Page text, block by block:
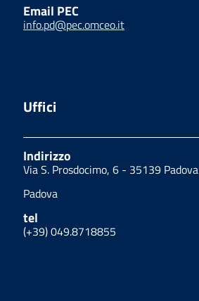
Email PEC
info.pd@pec.omceo.it
Uffici
Indirizzo
Via S. Prosdocimo, 6 - 35139 Padova
Padova
tel
(+39) 049.8718855